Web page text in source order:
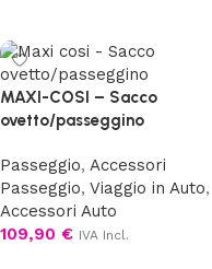
MAXI-COSI – Sacco
ovetto/passeggino
Passeggio, Accessori
Passeggio, Viaggio in Auto,
Accessori Auto
109,90 € IVA Incl.